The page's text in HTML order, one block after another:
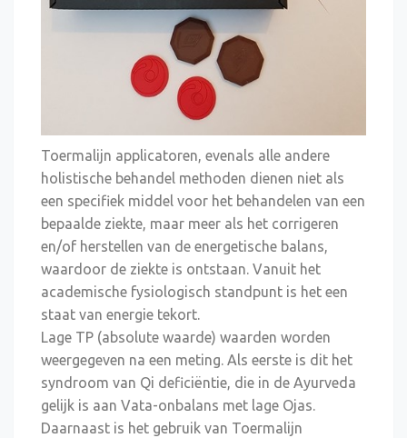
Toermalijn applicatoren, evenals alle andere
holistische behandel methoden dienen niet als
een specifiek middel voor het behandelen van een
bepaalde ziekte, maar meer als het corrigeren
en/of herstellen van de energetische balans,
waardoor de ziekte is ontstaan. Vanuit het
academische fysiologisch standpunt is het een
staat van energie tekort.
Lage TP (absolute waarde) waarden worden
weergegeven na een meting. Als eerste is dit het
syndroom van Qi deficiëntie, die in de Ayurveda
gelijk is aan Vata-onbalans met lage Ojas.
Daarnaast is het gebruik van Toermalijn